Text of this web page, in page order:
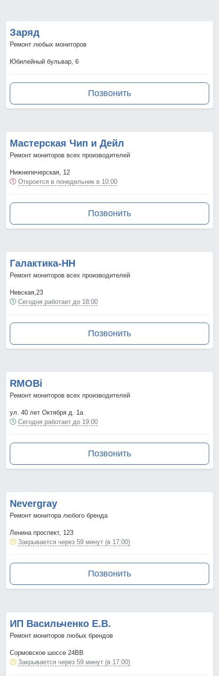
Заряд
Ремонт любых мониторов
Юбилейный бульвар, 6
Позвонить
Мастерская Чип и Дейл
Ремонт мониторов всех производителей
Нижнепечерская, 12
Откроется в понедельник в 10:00
Позвонить
Галактика-НН
Ремонт мониторов всех производителей
Невская,23
Сегодня работает до 18:00
Позвонить
RMOBi
Ремонт мониторов всех производителей
ул. 40 лет Октября д. 1а
Сегодня работает до 19:00
Позвонить
Nevergray
Ремонт монитора любого бренда
Ленина проспект, 123
Закрывается через 59 минут (в 17:00)
Позвонить
ИП Васильченко Е.В.
Ремонт мониторов любых брендов
Сормовское шоссе 24ВВ
Закрывается через 59 минут (в 17:00)